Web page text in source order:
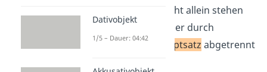
des Satzes, der nicht allein stehen
kann. Daher muss er durch
Kommas vom
Hauptsatz abgetrennt
Dativobjekt
1/5 – Dauer: 04:42